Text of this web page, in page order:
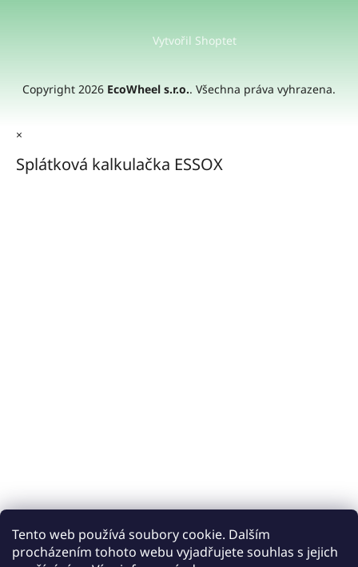
Tento web používá soubory cookie. Dalším
procházením tohoto webu vyjadřujete souhlas s jejich
Vytvořil Shoptet
Copyright 2026 EcoWheel s.r.o.. Všechna práva vyhrazena.
×
Splátková kalkulačka ESSOX